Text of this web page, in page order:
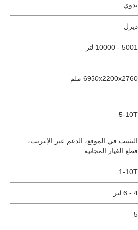
يدوي
ديزل
5001 - 10000 لتر
6950x2200x2760 ملم
5-10T
التثبيت في الموقع، الدعم عبر الإنترنت،
قطع الغيار المجانية
1-10T
4 - 6 لتر
5